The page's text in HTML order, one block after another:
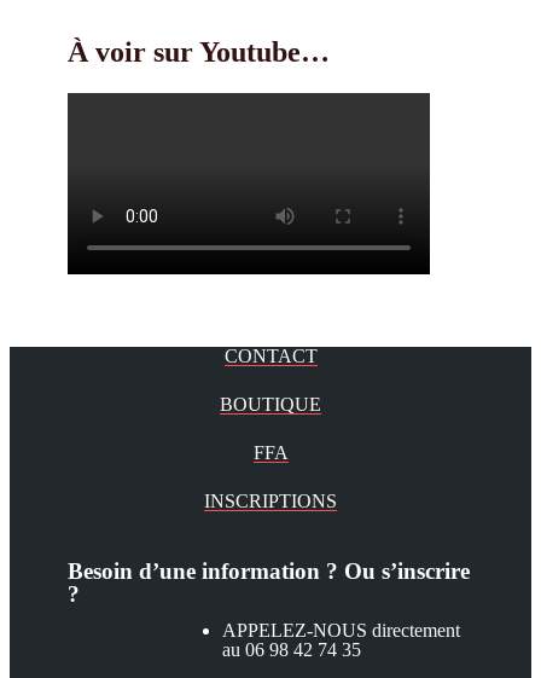
À voir sur Youtube…
CONTACT
BOUTIQUE
FFA
INSCRIPTIONS
Besoin d’une information ? Ou s’inscrire
?
APPELEZ-NOUS directement
au 06 98 42 74 35